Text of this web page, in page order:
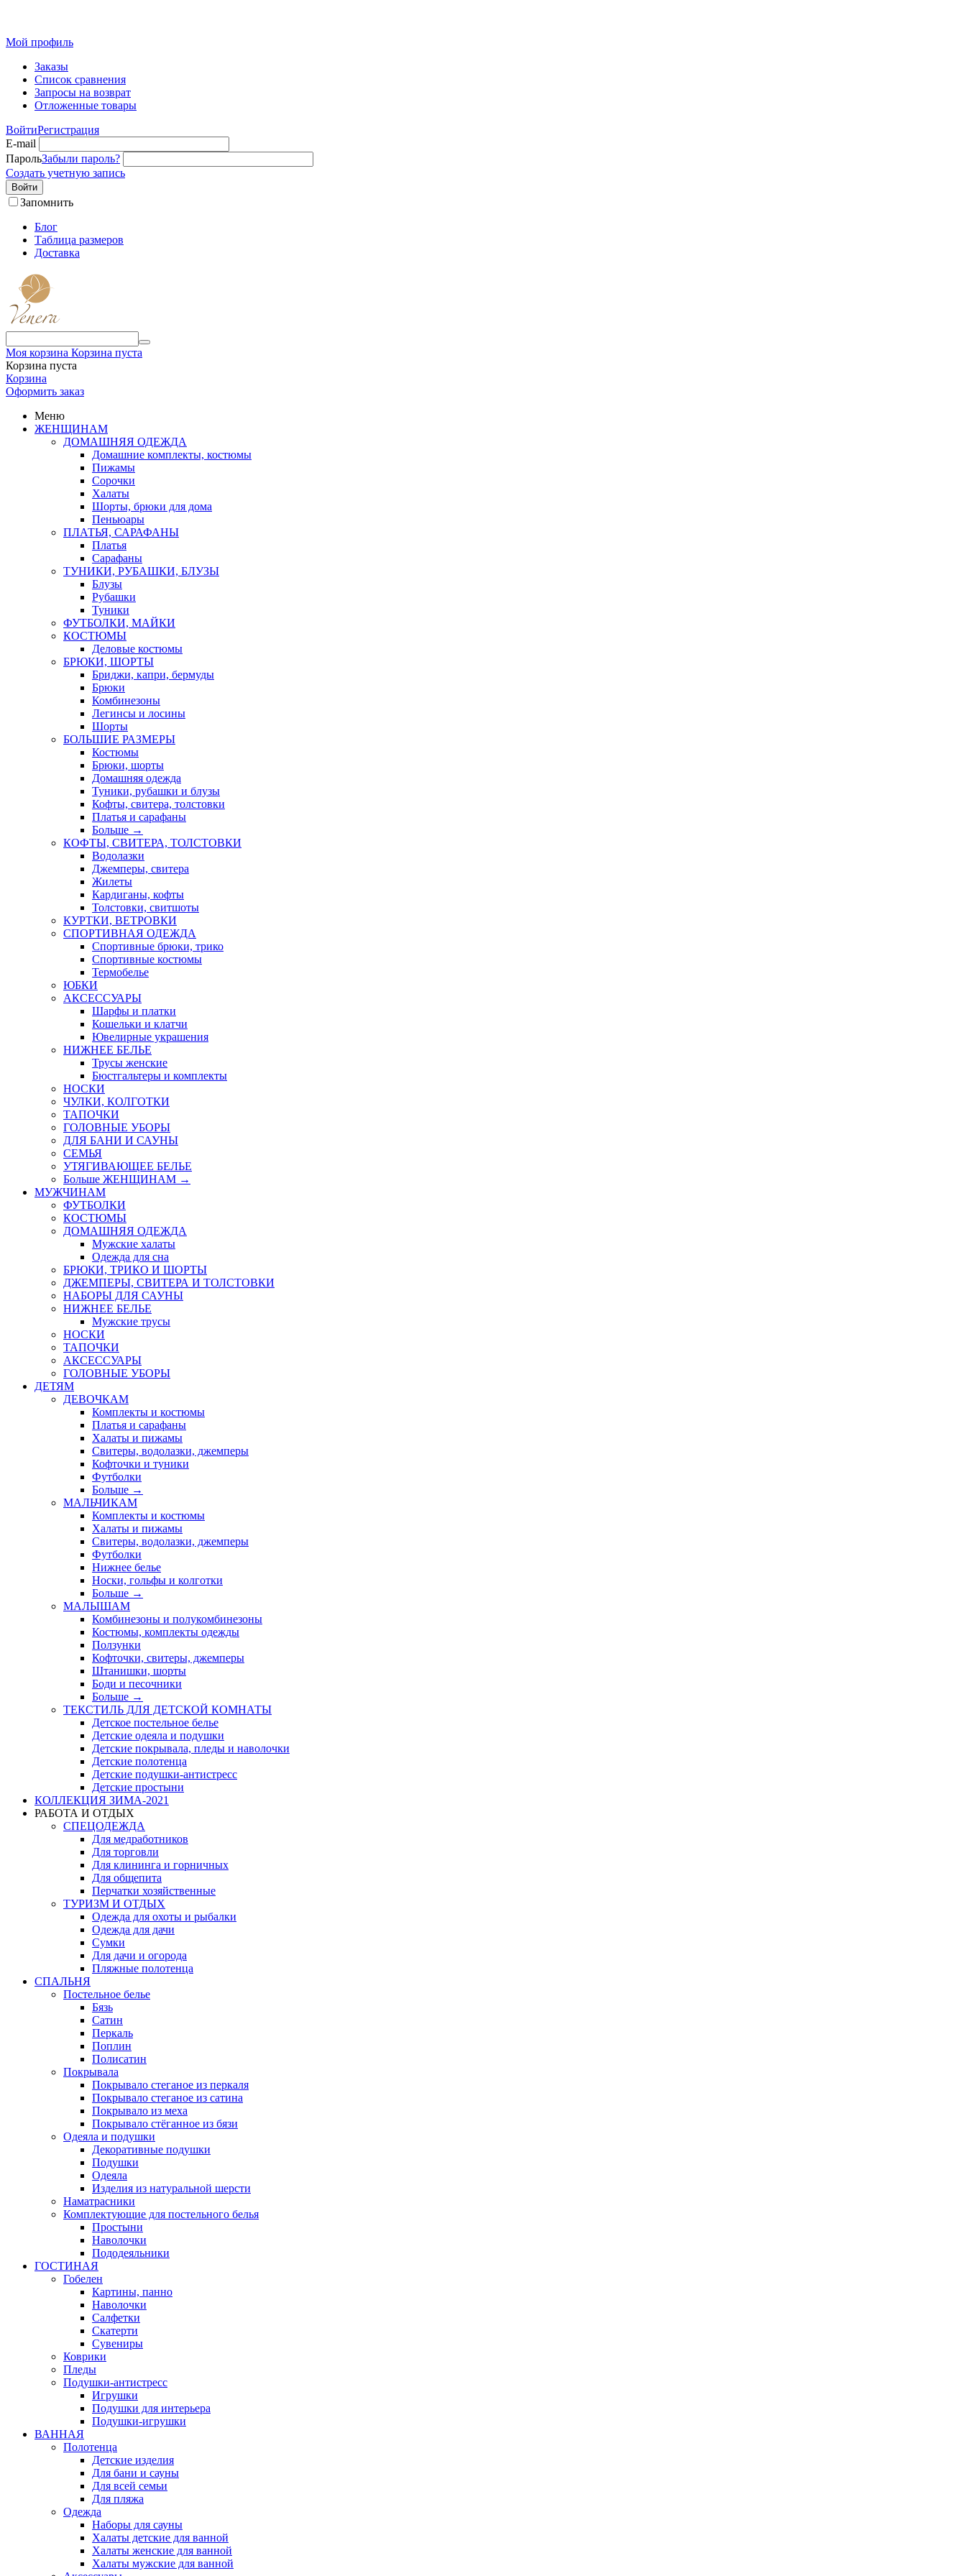
Мой профиль
Заказы
Список сравнения
Запросы на возврат
Отложенные товары
ВойтиРегистрация
E-mail
ПарольЗабыли пароль?
Создать учетную запись
Войти
Запомнить
Блог
Таблица размеров
Доставка
Моя корзина Корзина пуста
Корзина пуста
Корзина
Оформить заказ
Меню
ЖЕНЩИНАМ
ДОМАШНЯЯ ОДЕЖДА
Домашние комплекты, костюмы
Пижамы
Сорочки
Халаты
Шорты, брюки для дома
Пеньюары
ПЛАТЬЯ, САРАФАНЫ
Платья
Сарафаны
ТУНИКИ, РУБАШКИ, БЛУЗЫ
Блузы
Рубашки
Туники
ФУТБОЛКИ, МАЙКИ
КОСТЮМЫ
Деловые костюмы
БРЮКИ, ШОРТЫ
Бриджи, капри, бермуды
Брюки
Комбинезоны
Легинсы и лосины
Шорты
БОЛЬШИЕ РАЗМЕРЫ
Костюмы
Брюки, шорты
Домашняя одежда
Туники, рубашки и блузы
Кофты, свитера, толстовки
Платья и сарафаны
Больше →
КОФТЫ, СВИТЕРА, ТОЛСТОВКИ
Водолазки
Джемперы, свитера
Жилеты
Кардиганы, кофты
Толстовки, свитшоты
КУРТКИ, ВЕТРОВКИ
СПОРТИВНАЯ ОДЕЖДА
Спортивные брюки, трико
Спортивные костюмы
Термобелье
ЮБКИ
AКСЕССУАРЫ
Шарфы и платки
Кошельки и клатчи
Ювелирные украшения
НИЖНЕЕ БЕЛЬЕ
Трусы женские
Бюстгальтеры и комплекты
НОСКИ
ЧУЛКИ, КОЛГОТКИ
ТАПОЧКИ
ГОЛОВНЫЕ УБОРЫ
ДЛЯ БАНИ И САУНЫ
СЕМЬЯ
УТЯГИВАЮЩЕЕ БЕЛЬЕ
Больше ЖЕНЩИНАМ →
МУЖЧИНАМ
ФУТБОЛКИ
КОСТЮМЫ
ДОМАШНЯЯ ОДЕЖДА
Мужские халаты
Одежда для сна
БРЮКИ, ТРИКО И ШОРТЫ
ДЖЕМПЕРЫ, СВИТЕРА И ТОЛСТОВКИ
НАБОРЫ ДЛЯ САУНЫ
НИЖНЕЕ БЕЛЬЕ
Мужские трусы
НОСКИ
ТАПОЧКИ
АКСЕССУАРЫ
ГОЛОВНЫЕ УБОРЫ
ДЕТЯМ
ДЕВОЧКАМ
Комплекты и костюмы
Платья и сарафаны
Халаты и пижамы
Свитеры, водолазки, джемперы
Кофточки и туники
Футболки
Больше →
МАЛЬЧИКАМ
Комплекты и костюмы
Халаты и пижамы
Свитеры, водолазки, джемперы
Футболки
Нижнее белье
Носки, гольфы и колготки
Больше →
МАЛЫШАМ
Комбинезоны и полукомбинезоны
Костюмы, комплекты одежды
Ползунки
Кофточки, свитеры, джемперы
Штанишки, шорты
Боди и песочники
Больше →
ТЕКСТИЛЬ ДЛЯ ДЕТСКОЙ КОМНАТЫ
Детское постельное белье
Детские одеяла и подушки
Детские покрывала, пледы и наволочки
Детские полотенца
Детские подушки-антистресс
Детские простыни
КОЛЛЕКЦИЯ ЗИМА-2021
РАБОТА И ОТДЫХ
СПЕЦОДЕЖДА
Для медработников
Для торговли
Для клининга и горничных
Для общепита
Перчатки хозяйственные
ТУРИЗМ И ОТДЫХ
Одежда для охоты и рыбалки
Одежда для дачи
Сумки
Для дачи и огорода
Пляжные полотенца
СПАЛЬНЯ
Постельное белье
Бязь
Сатин
Перкаль
Поплин
Полисатин
Покрывала
Покрывало стеганое из перкаля
Покрывало стеганое из сатина
Покрывало из меха
Покрывало стёганное из бязи
Одеяла и подушки
Декоративные подушки
Подушки
Одеяла
Изделия из натуральной шерсти
Наматраcники
Комплектующие для постельного белья
Простыни
Наволочки
Пододеяльники
ГОСТИНАЯ
Гобелен
Картины, панно
Наволочки
Салфетки
Скатерти
Сувениры
Коврики
Пледы
Подушки-антистресс
Игрушки
Подушки для интерьера
Подушки-игрушки
ВАННАЯ
Полотенца
Детские изделия
Для бани и сауны
Для всей семьи
Для пляжа
Одежда
Наборы для сауны
Халаты детские для ванной
Халаты женские для ванной
Халаты мужские для ванной